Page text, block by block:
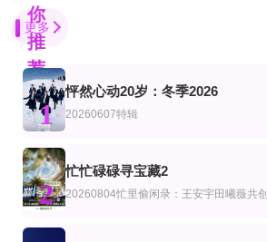
你
推
荐
第5期
南极巨龙大战
第27集
闭嘴，埃文
第8集完结
斯托克斯双胞胎
AI春晚
“国潮奔AI马跃山河”
第4期
FandomStage
尹斗俊
20260731第2期下
圆桌晚晴派
许戈辉,窦文涛,马家辉,周轶君,胡泳,景军
更多
1
怦然心动20岁：冬季2026
20260607特辑
2
忙忙碌碌寻宝藏2
20260804忙里偷闲录：王安宇田曦薇共创